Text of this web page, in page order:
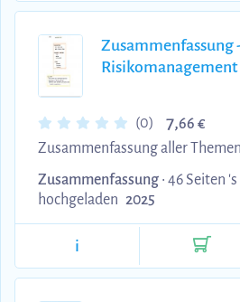
Zusammenfassung
Risikomanagement
(0) 7,66 €
Zusammenfassung aller Themen
Zusammenfassung • 46 Seiten 's
hochgeladen 2025
i